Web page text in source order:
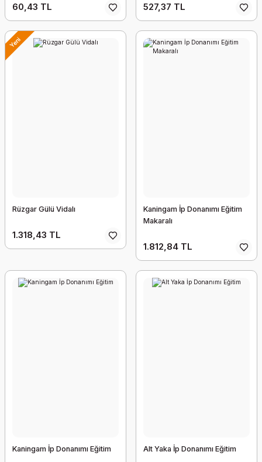
60,43 TL 527,37 TL
Yeni
Rüzgar Gülü Vidalı
1.318,43 TL
Kaningam İp Donanımı Eğitim
Makaralı
1.812,84 TL
Kaningam İp Donanımı Eğitim Alt Yaka İp Donanımı Eğitim